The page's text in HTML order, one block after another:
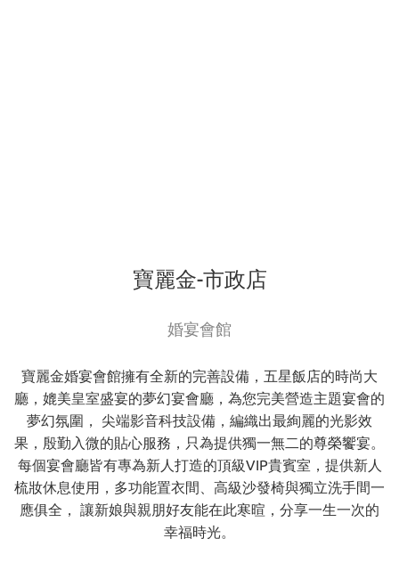
寶麗金-市政店
婚宴會館
寶麗金婚宴會館擁有全新的完善設備，五星飯店的時尚大
廳，媲美皇室盛宴的夢幻宴會廳，為您完美營造主題宴會的
夢幻氛圍， 尖端影音科技設備，編織出最絢麗的光影效
果，殷勤入微的貼心服務，只為提供獨一無二的尊榮饗宴。
每個宴會廳皆有專為新人打造的頂級VIP貴賓室，提供新人
梳妝休息使用，多功能置衣間、高級沙發椅與獨立洗手間一
應俱全， 讓新娘與親朋好友能在此寒暄，分享一生一次的
幸福時光。